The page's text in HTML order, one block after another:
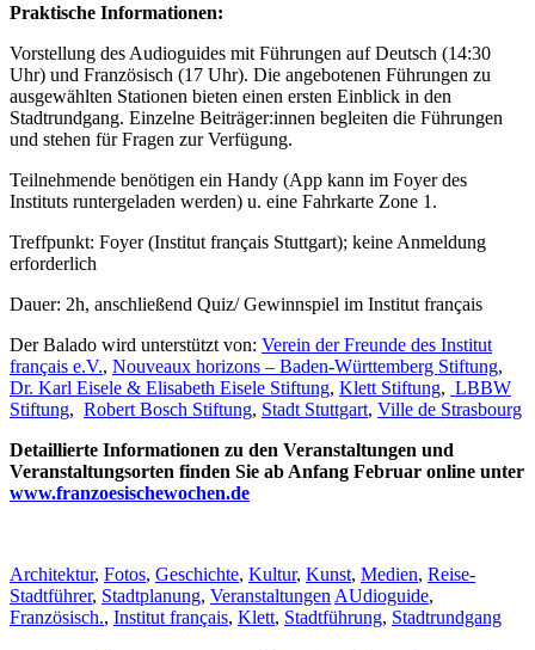
Praktische Informationen:
Vorstellung des Audioguides mit Führungen auf Deutsch (14:30
Uhr) und Französisch (17 Uhr). Die angebotenen Führungen zu
ausgewählten Stationen bieten einen ersten Einblick in den
Stadtrundgang. Einzelne Beiträger:innen begleiten die Führungen
und stehen für Fragen zur Verfügung.
Teilnehmende benötigen ein Handy (App kann im Foyer des
Instituts runtergeladen werden) u. eine Fahrkarte Zone 1.
Treffpunkt: Foyer (Institut français Stuttgart); keine Anmeldung
erforderlich
Dauer: 2h, anschließend Quiz/ Gewinnspiel im Institut français
Der Balado wird unterstützt von: Verein der Freunde des Institut
français e.V., Nouveaux horizons – Baden-Württemberg Stiftung,
Dr. Karl Eisele & Elisabeth Eisele Stiftung, Klett Stiftung, LBBW
Stiftung, Robert Bosch Stiftung, Stadt Stuttgart, Ville de Strasbourg
Detaillierte Informationen zu den Veranstaltungen und
Veranstaltungsorten finden Sie ab Anfang Februar online unter
www.franzoesischewochen.de
Architektur, Fotos, Geschichte, Kultur, Kunst, Medien, Reise-
Stadtführer, Stadtplanung, Veranstaltungen AUdioguide,
Französisch., Institut français, Klett, Stadtführung, Stadtrundgang